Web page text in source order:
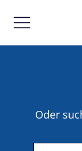
Oder